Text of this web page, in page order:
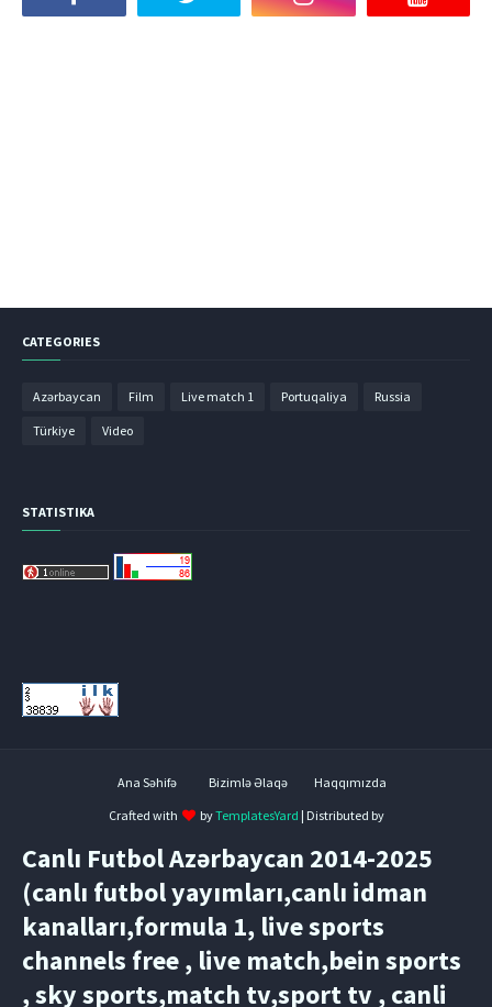
CATEGORIES
Azərbaycan Film Live match 1 Portuqaliya Russia
Türkiye Video
STATISTIKA
Ana Səhifə Bizimlə Əlaqə
Haqqımızda
Crafted with
byTemplatesYard | Distributed by
Canlı Futbol Azərbaycan 2014-2025
(canlı futbol yayımları,canlı idman
kanalları,formula 1, live sports
channels free , live match,bein sports
, sky sports,match tv,sport tv , canli